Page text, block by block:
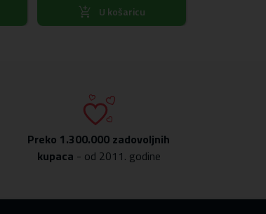
U košaricu
Preko 1.300.000 zadovoljnih
kupaca - od 2011. godine